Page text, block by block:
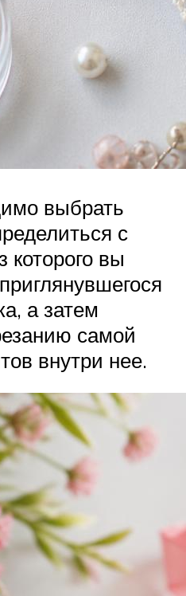
выбрать
с
которого вы
а затем
самой
внутри нее.